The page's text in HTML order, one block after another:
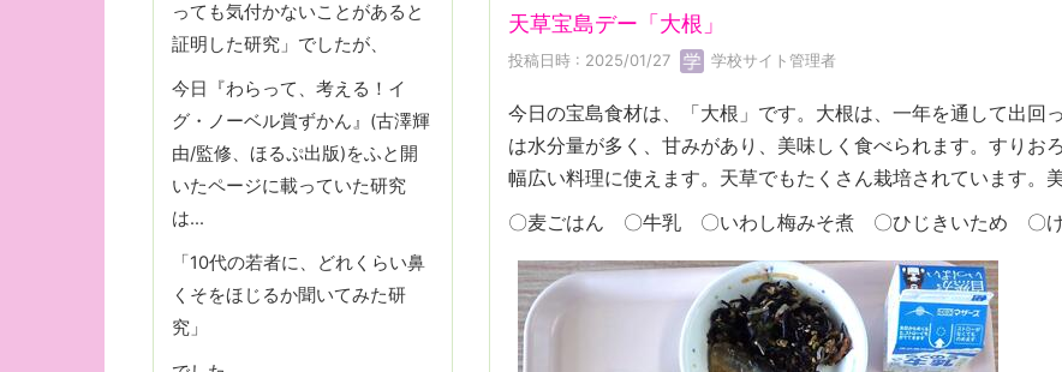
天草宝島デー「大根」
投稿日時 : 2025/01/27 学校サイト管理者
今日の宝島食材は、「大根」です。大根は、一年を通して出回
は水分量が多く、甘みがあり、美味しく食べられます。すりお
幅広い料理に使えます。天草でもたくさん栽培されています。
〇麦ごはん 〇牛乳 〇いわし梅みそ煮 〇ひじきいため 〇
っても気付かないことがあると
証明した研究」でしたが、
今日『わらって、考える！イ
グ・ノーベル賞ずかん』(古澤輝
由/監修、ほるぷ出版)をふと開
いたページに載っていた研究
は…
「10代の若者に、どれくらい鼻
くそをほじるか聞いてみた研
究」